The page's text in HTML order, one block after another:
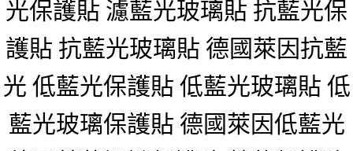
光保護貼 濾藍光玻璃貼 抗藍光保
護貼 抗藍光玻璃貼 德國萊因抗藍
光 低藍光保護貼 低藍光玻璃貼 低
藍光玻璃保護貼 德國萊因低藍光